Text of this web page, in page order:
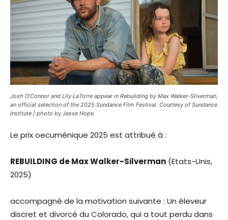
Josh O’Connor and Lily LaTorre appear in Rebuilding by Max Walker-Silverman,
an official selection of the 2025 Sundance Film Festival. Courtesy of Sundance
Institute | photo by Jesse Hope.
Le prix oecuménique 2025 est attribué à :
REBUILDING de Max Walker-Silverman (Etats-Unis,
2025)
accompagné de la motivation suivante : Un éleveur
discret et divorcé du Colorado, qui a tout perdu dans